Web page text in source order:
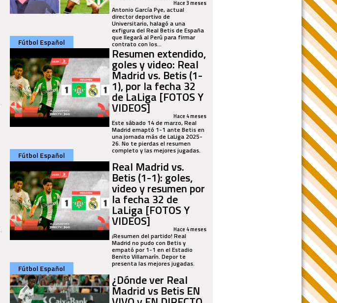
Hace 3 meses
Antonio García Pye, actual
director deportivo de
Universitario, halagó a una
exfigura del Real Betis de España
que llegará al Perú para firmar
contrato con los...
Fútbol Español
Resumen extendido,
goles y video: Real
Madrid vs. Betis (1-
1), por la fecha 32
de LaLiga [FOTOS Y
VIDEOS] Hace 4 meses
Este sábado 14 de marzo, Real
Madrid emaptó 1-1 ante Betis en
una jornada más de LaLiga 2025-
26. No te pierdas el resumen
completo y las mejores jugadas.
Fútbol Español
Real Madrid vs.
Betis (1-1): goles,
video y resumen por
la fecha 32 de
LaLiga [FOTOS Y
VIDEOS] Hace 4 meses
¡Resumen del partido! Real
Madrid no pudo con Betis y
empató por 1-1 en el Estadio
Benito Villamarín. Depor te
presenta las mejores jugadas.
Fútbol Español
¿Dónde ver Real
Madrid vs Betis EN